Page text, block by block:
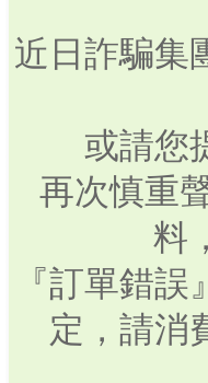
近日詐騙集
或請您
再次慎重
料
『訂單錯
定，請消